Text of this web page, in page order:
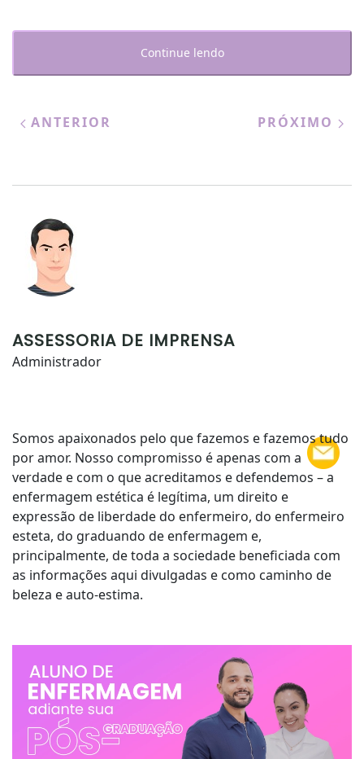
Continue lendo
ANTERIOR PRÓXIMO
ASSESSORIA DE IMPRENSA
Administrador
Somos apaixonados pelo que fazemos e fazemos tudo
por amor. Nosso compromisso é apenas com a
verdade e com o que acreditamos e defendemos – a
enfermagem estética é legítima, um direito e
expressão de liberdade do enfermeiro, do enfermeiro
esteta, do graduando de enfermagem e,
principalmente, de toda a sociedade beneficiada com
as informações aqui divulgadas e como caminho de
beleza e auto-estima.